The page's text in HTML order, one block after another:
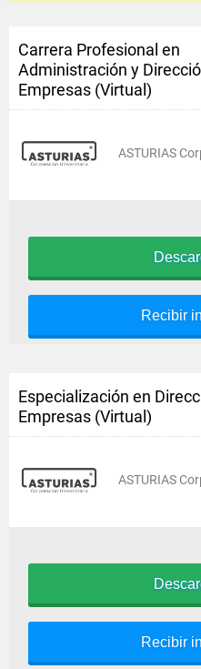
Carrera Profesional en
Administración y
Empresas (Virtual)
ASTURIAS
Recibir
Especialización en
Empresas (Virtual)
ASTURIAS
Recibir